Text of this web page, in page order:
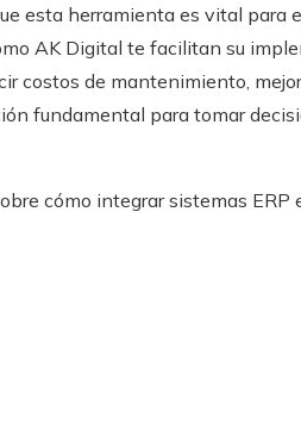
esta herramienta es vital
AK Digital te facilitan su
costos de mantenimiento,
fundamental para tomar
cómo integrar sistemas ERP